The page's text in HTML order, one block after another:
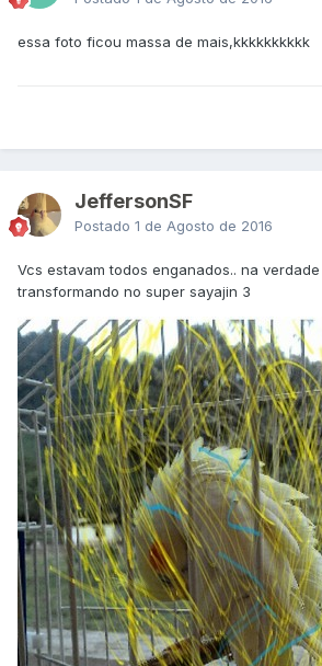
essa foto ficou massa de mais,kkkkkkkkkk
JeffersonSF
Postado 1 de Agosto de 2016
Vcs estavam todos enganados.. na
transformando no super sayajin 3